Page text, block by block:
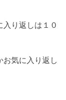
り返しは１０
お気に入り返し